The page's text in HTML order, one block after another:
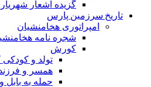
گزیده اشعار شهریار
تاریخ سرزمین پارس
امپراتوری هخامنشیان
شجره نامه
کورش
تولد و
همسر و
حمله به